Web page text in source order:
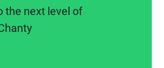
the next level of